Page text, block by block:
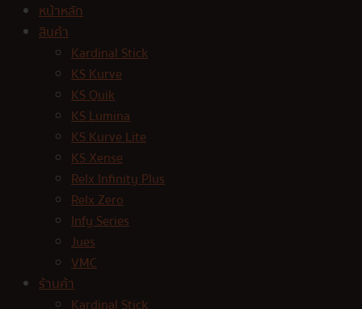
หน้าหลัก
สินค้า
Kardinal Stick
KS Kurve
KS Quik
KS Lumina
KS Kurve Lite
KS Xense
Relx Infinity Plus
Relx Zero
Infy Series
Jues
VMC
ร้านค้า